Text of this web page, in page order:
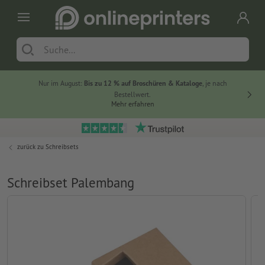
Nur im August: Bis zu 12 % auf Broschüren & Kataloge, je nach
Bestellwert.
Mehr erfahren
zurück zu Schreibsets
Schreibset Palembang